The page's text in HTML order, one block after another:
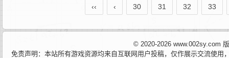
‹‹ ‹ 30 31 32 33
© 2020-2026 www.002sy.com
免责声明：本站所有游戏资源均来自互联网用户投稿，仅作展示交流使